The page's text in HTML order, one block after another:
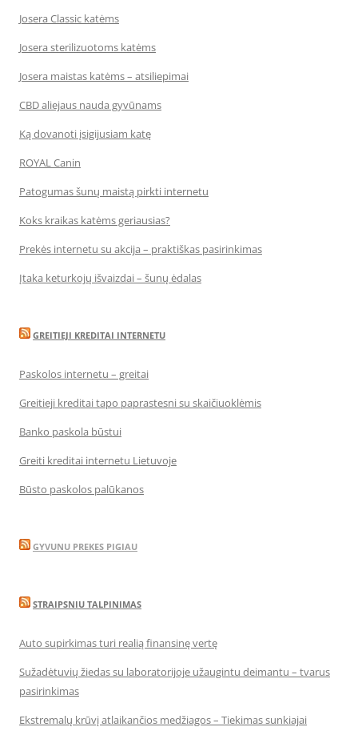
Josera Classic katėms
Josera sterilizuotoms katėms
Josera maistas katėms – atsiliepimai
CBD aliejaus nauda gyvūnams
Ką dovanoti įsigijusiam katę
ROYAL Canin
Patogumas šunų maistą pirkti internetu
Koks kraikas katėms geriausias?
Prekės internetu su akcija – praktiškas pasirinkimas
Įtaka keturkojų išvaizdai – šunų ėdalas
GREITIEJI KREDITAI INTERNETU
Paskolos internetu – greitai
Greitieji kreditai tapo paprastesni su skaičiuoklėmis
Banko paskola būstui
Greiti kreditai internetu Lietuvoje
Būsto paskolos palūkanos
GYVUNU PREKES PIGIAU
STRAIPSNIU TALPINIMAS
Auto supirkimas turi realią finansinę vertę
Sužadėtuvių žiedas su laboratorijoje užaugintu deimantu – tvarus
pasirinkimas
Ekstremalų krūvį atlaikančios medžiagos – Tiekimas sunkiajai